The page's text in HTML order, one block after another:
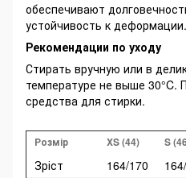
обеспечивают
устойчивость к деформации.
Рекомендации по уходу
Стирать вручную или в
температуре не выше 30°C.
средства для стирки.
Розмір XS (44) S
Зріст 164/170